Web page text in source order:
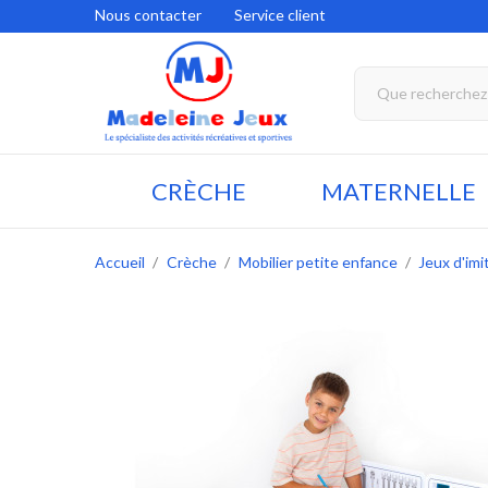
Nous contacter Service client
CRÈCHE MATERNELLE
Accueil Crèche Mobilier petite enfance Jeux